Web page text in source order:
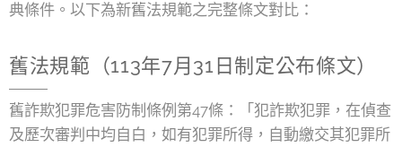
典條件。以下為新舊法規範之完整條文對比：
舊法規範（113年7月31日制定公布條文）
舊詐欺犯罪危害防制條例第47條：「犯詐欺犯罪，在偵查
及歷次審判中均自白，如有犯罪所得，自動繳交其犯罪所